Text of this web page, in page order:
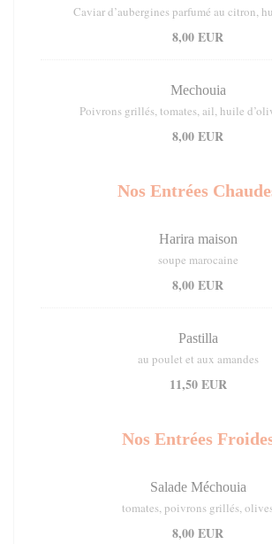
Caviar d’aubergines parfumé au citron,
8,00 EUR
Mechouia
Poivrons grillés, tomates, ail, huile
8,00 EUR
Nos Entrées
Harira maison
soupe marocaine
8,00 EUR
Pastilla
au poulet et aux amandes
11,50 EUR
Nos Entrées
Salade Méchouia
tomates, poivrons grillés,
8,00 EUR